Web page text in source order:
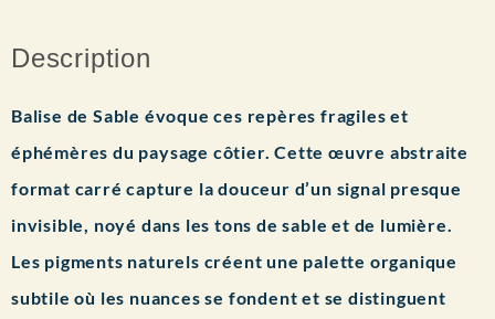
Description
Balise de Sable évoque ces repères fragiles et
éphémères du paysage côtier. Cette œuvre abstraite
format carré capture la douceur d’un signal presque
invisible, noyé dans les tons de sable et de lumière.
Les pigments naturels créent une palette organique
subtile où les nuances se fondent et se distinguent